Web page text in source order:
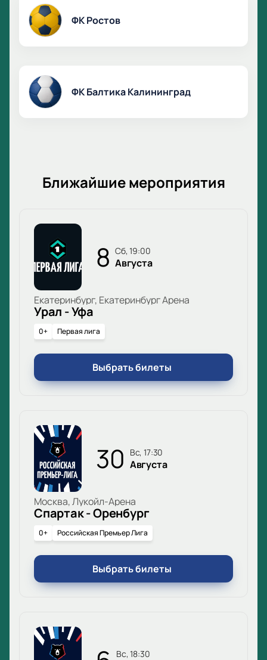
ФК Ростов
ФК Балтика Калининград
Ближайшие мероприятия
8 сб, 19:00
Августа
Екатеринбург, Екатеринбург Арена
Урал - Уфа
0+ Первая лига
Выбрать билеты
30 вс, 17:30
Августа
Москва, Лукойл-Арена
Спартак - Оренбург
0+ Российская Премьер Лига
Выбрать билеты
вс, 18:30